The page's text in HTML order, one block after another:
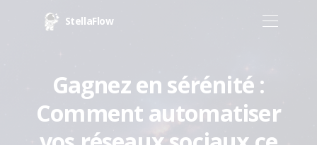
StellaFlow
Gagnez en sérénité :
Comment automatiser